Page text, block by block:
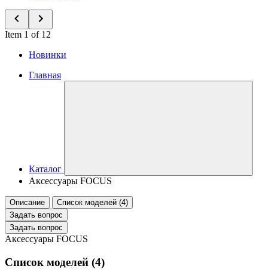
Item 1 of 12
Новинки
Главная
Каталог
Аксессуары FOCUS
Описание
Список моделей (4)
Задать вопрос
Задать вопрос
Аксессуары FOCUS
Список моделей (4)